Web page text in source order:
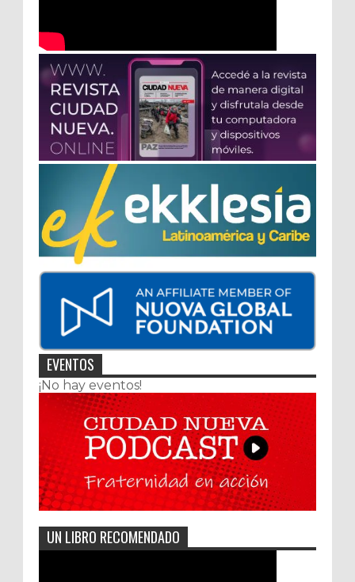
EVENTOS
¡No hay eventos!
UN LIBRO RECOMENDADO